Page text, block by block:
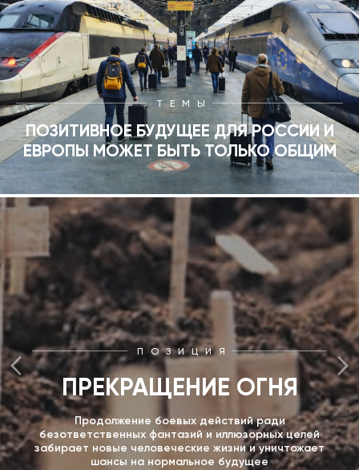
ТЕМЫ
ПОЗИТИВНОЕ БУДУЩЕЕ ДЛЯ РОССИИ И
ЕВРОПЫ МОЖЕТ БЫТЬ ТОЛЬКО ОБЩИМ
ПОЗИЦИЯ
ПРЕКРАЩЕНИЕ ОГНЯ
Продолжение боевых действий ради
безответственных фантазий и иллюзорных целей
забирает новые человеческие жизни и уничтожает
шансы на нормальное будущее